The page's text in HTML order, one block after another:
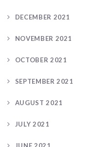
DECEMBER 2021
NOVEMBER 2021
OCTOBER 2021
SEPTEMBER 2021
AUGUST 2021
JULY 2021
JUNE 2021